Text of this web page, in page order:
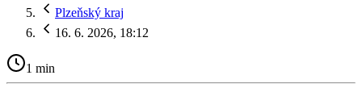
Plzeňský kraj
16. 6. 2026, 18:12
1 min